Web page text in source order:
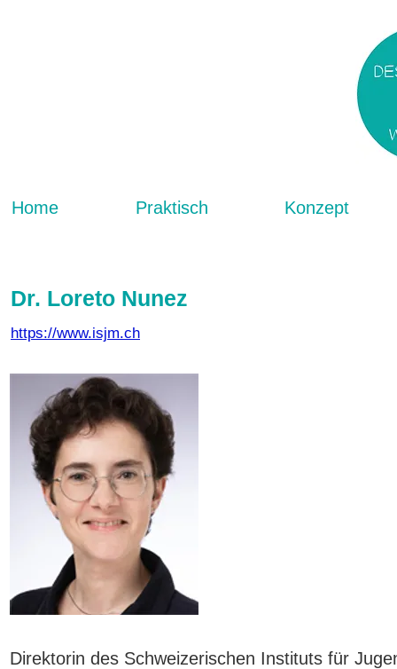
Home Praktisch Konzept
Dr. Loreto Nunez
https://www.isjm.ch
Direktorin des Schweizerischen Instituts für